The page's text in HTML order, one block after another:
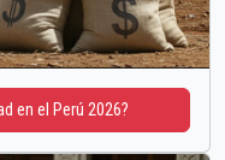
en el Perú 2026?